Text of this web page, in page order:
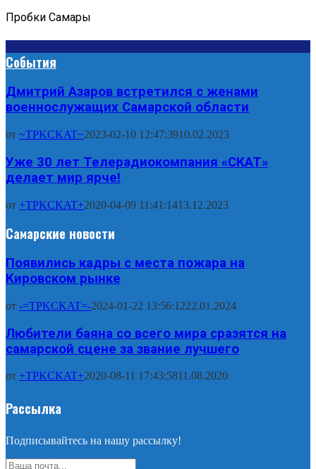
Пробки Самары
События
Дмитрий Азаров встретился с женами
военнослужащих Самарской области
от ~TPKCKAT~2023-02-10 12:47:3910.02.2023
Уже 30 лет Телерадиокомпания «СКАТ»
делает мир ярче!
от +TPKCKAT+2020-04-09 11:41:1413.12.2023
Самарские новости
Появились кадры с места пожара на
Кировском рынке
от -=TPKCKAT=-2024-01-22 13:56:1222.01.2024
Любители баяна со всего мира сразятся на
самарской сцене за звание лучшего
от +TPKCKAT+2020-08-11 17:43:5811.08.2020
Рассылка
Подписывайтесь на нашу рассылку!